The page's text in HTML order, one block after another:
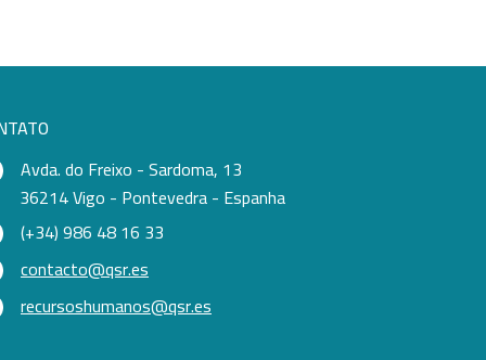
Avda. do Freixo - Sardoma, 13
36214 Vigo - Pontevedra - Espanha
(+34) 986 48 16 33
contacto@qsr.es
recursoshumanos@qsr.es